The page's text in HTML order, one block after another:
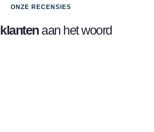
ONZE RECENSIES
klantenaan het woord